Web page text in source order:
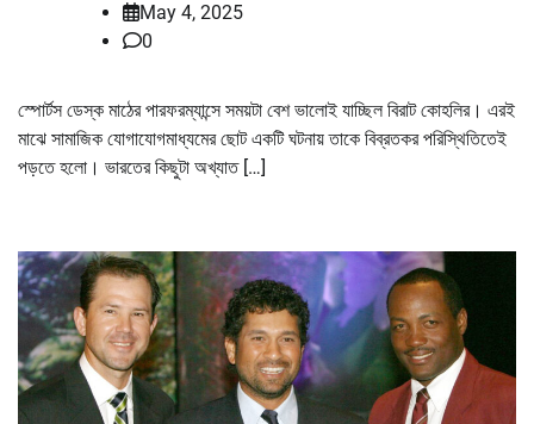
May 4, 2025
0
স্পোর্টস ডেস্ক মাঠের পারফরম্যান্সে সময়টা বেশ ভালোই যাচ্ছিল বিরাট কোহলির। এরই
মাঝে সামাজিক যোগাযোগমাধ্যমের ছোট একটি ঘটনায় তাকে বিব্রতকর পরিস্থিতিতেই
পড়তে হলো। ভারতের কিছুটা অখ্যাত […]